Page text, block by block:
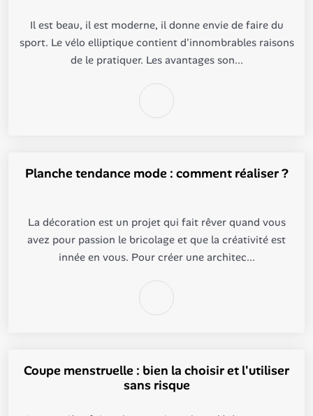
Il est beau, il est moderne, il donne envie de faire du
sport. Le vélo elliptique contient d'innombrables raisons
de le pratiquer. Les avantages son...
Planche tendance mode : comment réaliser ?
La décoration est un projet qui fait rêver quand vous
avez pour passion le bricolage et que la créativité est
innée en vous. Pour créer une architec...
Coupe menstruelle : bien la choisir et l'utiliser
sans risque